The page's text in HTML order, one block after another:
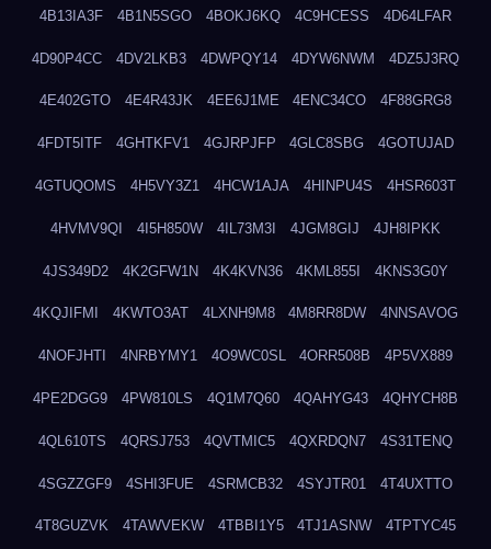
4B13IA3F 4B1N5SGO 4BOKJ6KQ 4C9HCESS 4D64LFAR
4D90P4CC 4DV2LKB3 4DWPQY14 4DYW6NWM 4DZ5J3RQ
4E402GTO 4E4R43JK 4EE6J1ME 4ENC34CO 4F88GRG8
4FDT5ITF 4GHTKFV1 4GJRPJFP 4GLC8SBG 4GOTUJAD
4GTUQOMS 4H5VY3Z1 4HCW1AJA 4HINPU4S 4HSR603T
4HVMV9QI 4I5H850W 4IL73M3I 4JGM8GIJ 4JH8IPKK
4JS349D2 4K2GFW1N 4K4KVN36 4KML855I 4KNS3G0Y
4KQJIFMI 4KWTO3AT 4LXNH9M8 4M8RR8DW 4NNSAVOG
4NOFJHTI 4NRBYMY1 4O9WC0SL 4ORR508B 4P5VX889
4PE2DGG9 4PW810LS 4Q1M7Q60 4QAHYG43 4QHYCH8B
4QL610TS 4QRSJ753 4QVTMIC5 4QXRDQN7 4S31TENQ
4SGZZGF9 4SHI3FUE 4SRMCB32 4SYJTR01 4T4UXTTO
4T8GUZVK 4TAWVEKW 4TBBI1Y5 4TJ1ASNW 4TPTYC45